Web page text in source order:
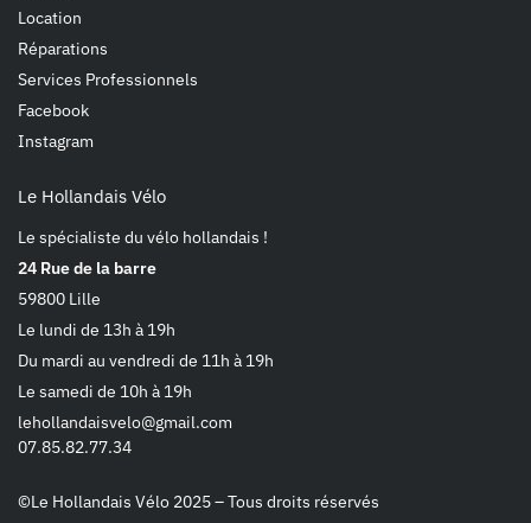
Location
Réparations
Services Professionnels
Facebook
Instagram
Le Hollandais Vélo
Le spécialiste du vélo hollandais !
24 Rue de la barre
59800 Lille
Le lundi de 13h à 19h
Du mardi au vendredi de 11h à 19h
Le samedi de 10h à 19h
lehollandaisvelo@gmail.com
07.85.82.77.34
©Le Hollandais Vélo 2025 – Tous droits réservés